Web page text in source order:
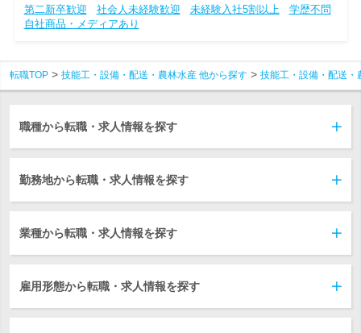
第二新卒歓迎
社会人未経験歓迎 未経験入社5割以上
学歴不問
自社商品・メディアあり
転職TOP 技能工・設備・配送・農林水産 他から探す 技能工・設備・配送・
職種から転職・求人情報を探す
勤務地から転職・求人情報を探す
業種から転職・求人情報を探す
雇用形態から転職・求人情報を探す